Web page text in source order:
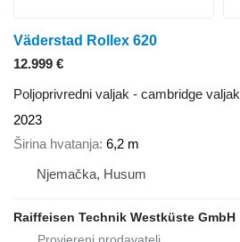
Väderstad Rollex 620
12.999 €
Poljoprivredni valjak - cambridge valjak
2023
Širina hvatanja 6,2 m
Njemačka, Husum
Raiffeisen Technik Westküste GmbH